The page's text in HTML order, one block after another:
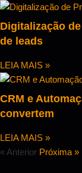
Digitalização
de leads
LEIA MAIS »
CRM e
convertem
LEIA MAIS »
« Anterior Próxima »